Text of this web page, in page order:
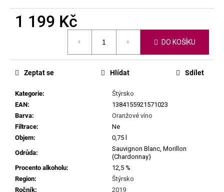
1 199 Kč
DO KOŠÍKU
Kategorie:
Štýrsko
EAN:
1384155921571023
Barva:
Oranžové víno
Filtrace:
Ne
Objem:
0,75 l
Odrůda:
Sauvignon Blanc, Morillon
(Chardonnay)
Procento alkoholu:
12,5 %
Region:
Štýrsko
Ročník:
2019
Zeptat se Hlídat Sdílet
u
m
e
MILAN
DANGER
380
2025
549
Kč